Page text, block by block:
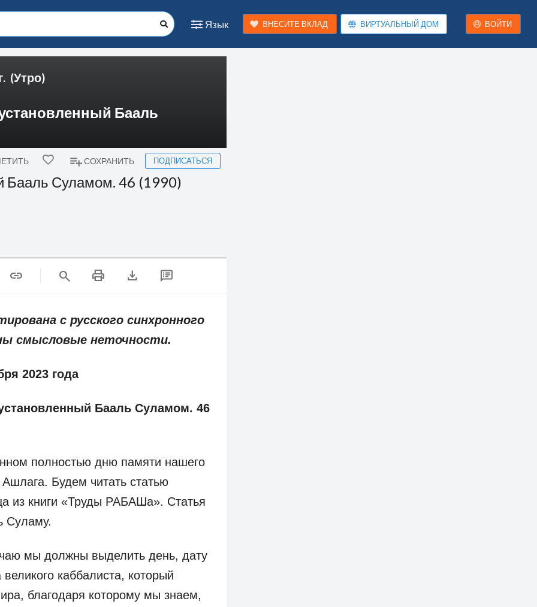
Язык ВНЕСИТЕ ВКЛАД ВИРТУАЛЬНЫЙ ДОМ ВОЙТИ
(Утро)
Бааль
СОХРАНИТЬ ПОДПИСАТЬСЯ
Бааль Суламом. 46 (1990)
link search print download
с русского синхронного
смысловые неточности.
2023 года
Бааль Суламом. 46
полностью дню памяти нашего
Будем читать статью
из книги «Труды РАБАШа». Статья
Суламу.
мы должны выделить день, дату
каббалиста, который
благодаря которому мы знаем,